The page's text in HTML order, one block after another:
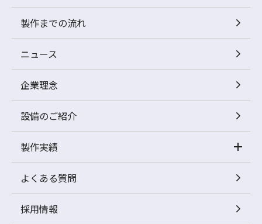
製作までの流れ
ニュース
企業理念
設備のご紹介
製作実績
よくある質問
採用情報